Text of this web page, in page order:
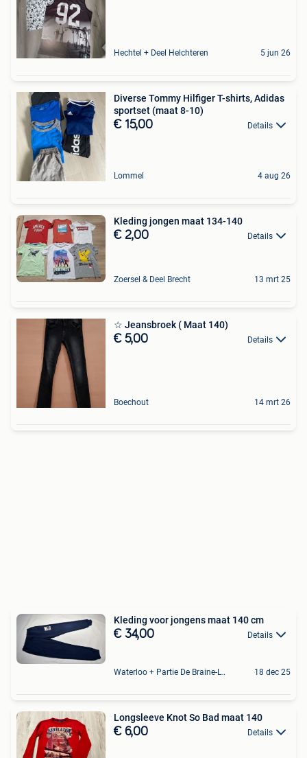
Hechtel + Deel Helchteren 5 jun 26
Diverse Tommy Hilfiger T-shirts, Adidas
sportset (maat 8-10)
€ 15,00 Details
Lommel 4 aug 26
Kleding jongen maat 134-140
€ 2,00 Details
Zoersel & Deel Brecht 13 mrt 25
☆ Jeansbroek ( Maat 140)
€ 5,00 Details
Boechout 14 mrt 26
Kleding voor jongens maat 140 cm
€ 34,00 Details
Waterloo + Partie De Braine-L'Alleud, De Ohain 18 dec 25
Longsleeve Knot So Bad maat 140
€ 6,00 Details